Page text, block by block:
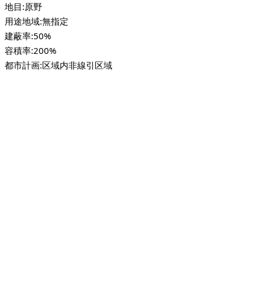
地目:原野
用途地域:無指定
建蔽率:50%
容積率:200%
都市計画:区域内非線引区域